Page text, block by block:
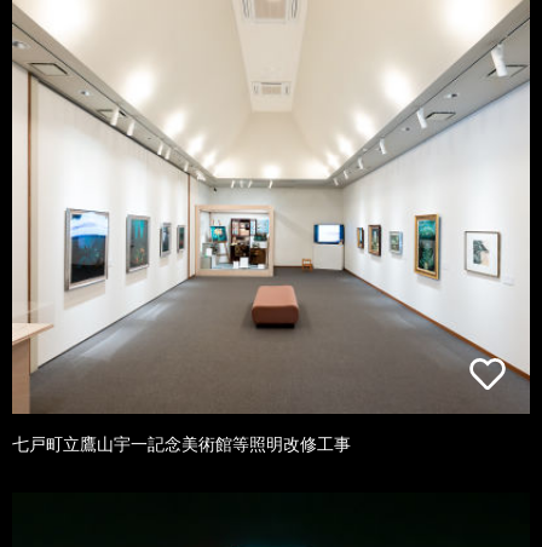
七戸町立鷹山宇一記念美術館等照明改修工事